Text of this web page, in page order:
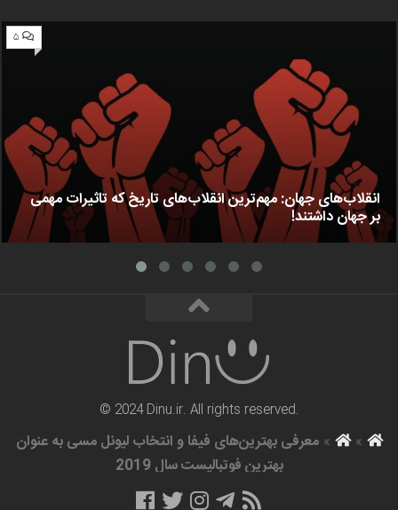
۵
انقلاب‌های جهان: مهم‌ترین انقلاب‌های تاریخ که تاثیرات مهمی
بر جهان داشتند!
© 2024 Dinu.ir. All rights reserved.
»
»معرفی بهترین‌های فیفا و انتخاب لیونل مسی به عنوان
بهترین فوتبالیست سال 2019